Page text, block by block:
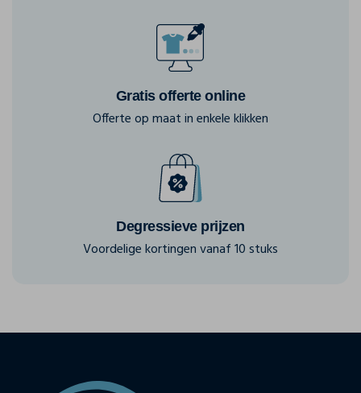
Gratis offerte online
Offerte op maat in enkele klikken
Degressieve prijzen
Voordelige kortingen vanaf 10 stuks